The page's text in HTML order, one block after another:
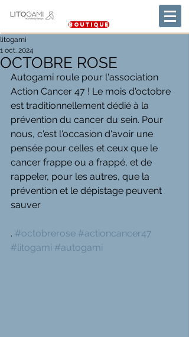
Boutique
OCTOBRE ROSE
litogami
1 oct. 2024
Autogami roule pour l'association
Action Cancer 47 ! Le mois d'octobre
est traditionnellement dédié à la
prévention du cancer du sein. Pour
nous, c'est l'occasion d'avoir une
pensée pour celles et ceux que le
cancer frappe ou a frappé, et de
rappeler, pour les autres, que la
prévention et le dépistage peuvent
sauver
. #octobrerose #actioncancer47
#litogami #autogami